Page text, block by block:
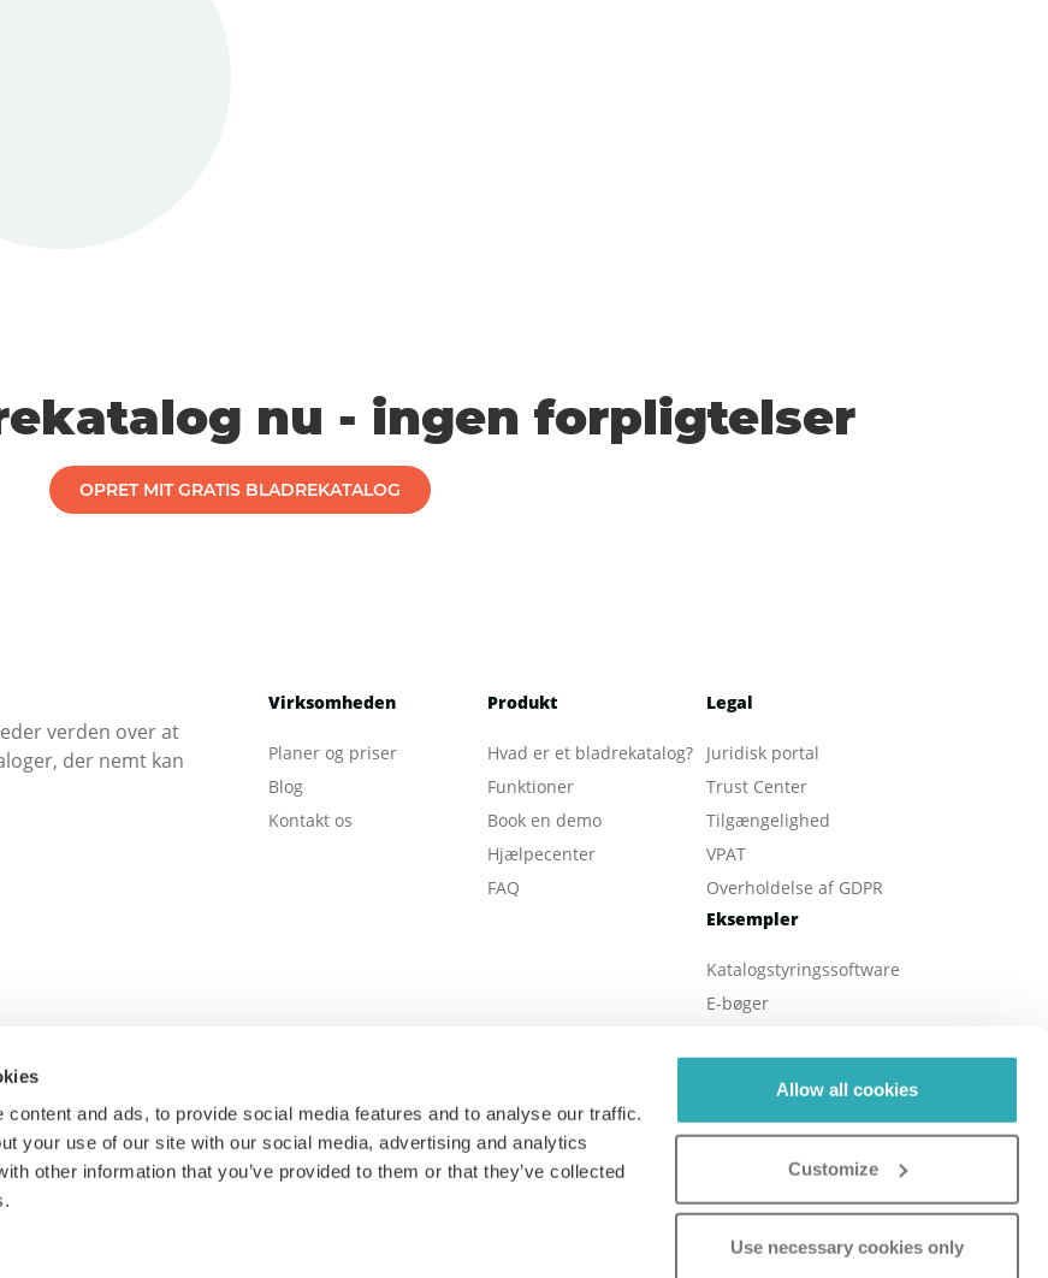
and ads, to provide social media features and to analyse our traffic.
your use of our site with our social media, advertising and analytics
other information that you’ve provided to them or that they’ve collected
Allow all cookies
Customize
Use necessary cookies only
nu - ingen forpligtelser
OPRET MIT GRATIS BLADREKATALOG
verden over at
der nemt kan
Virksomheden
Planer og priser
Blog
Kontakt os
Produkt
Hvad er et bladrekatalog?
Funktioner
Book en demo
Hjælpecenter
FAQ
Legal
Juridisk portal
Trust Center
Tilgængelighed
VPAT
Overholdelse af GDPR
Eksempler
Katalogstyringssoftware
E-bøger
Online brochurer
Digitale rapporter
Online menu